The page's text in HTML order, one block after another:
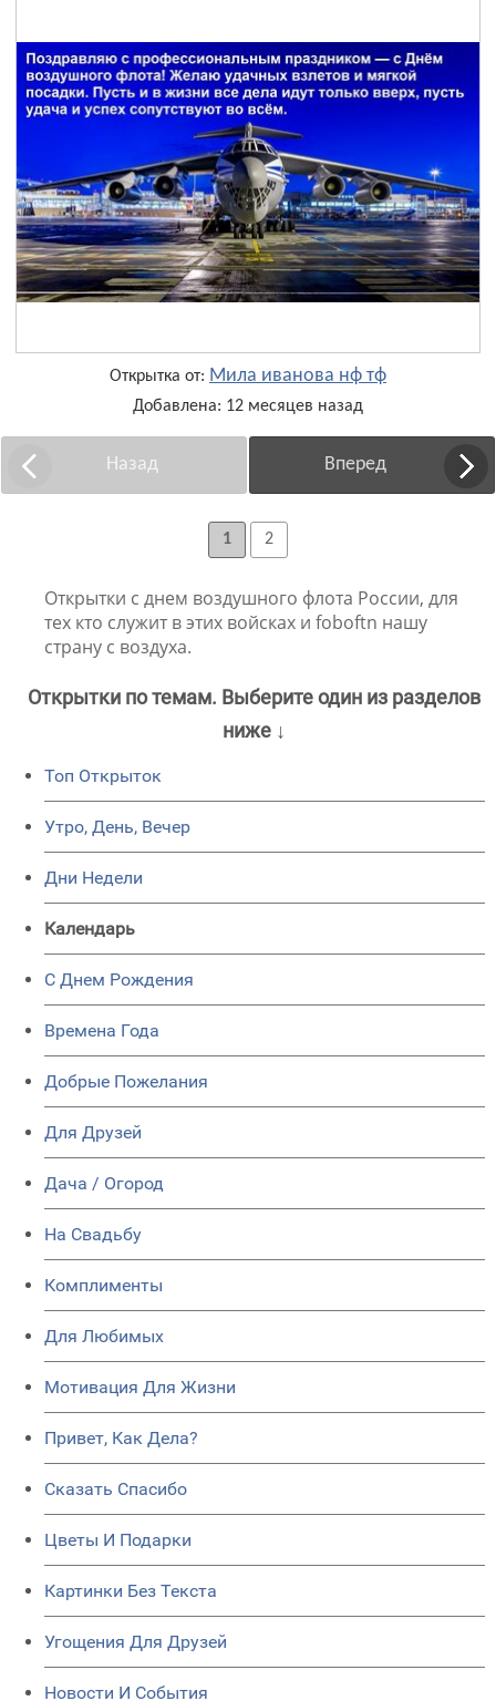
Открытка от: Мила иванова нф тф
Добавлена: 12 месяцев назад
Назад Вперед
1 2
Открытки с днем воздушного флота России, для
тех кто служит в этих войсках и foboftn нашу
страну с воздуха.
Открытки по темам. Выберите один из разделов
ниже ↓
Топ Открыток
Утро, День, Вечер
Дни Недели
Календарь
C Днем Рождения
Времена Года
Добрые Пожелания
Для Друзей
Дача / Огород
На Свадьбу
Комплименты
Для Любимых
Мотивация Для Жизни
Привет, Как Дела?
Сказать Спасибо
Цветы И Подарки
Картинки Без Текста
Угощения Для Друзей
Новости И События